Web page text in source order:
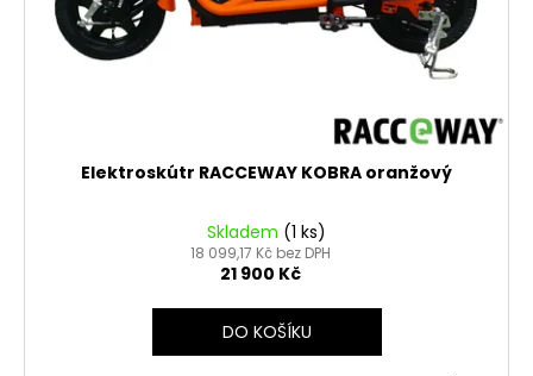
Elektroskútr RACCEWAY KOBRA oranžový
Skladem (1 ks)
18 099,17 Kč bez DPH
21 900 Kč
DO KOŠÍKU